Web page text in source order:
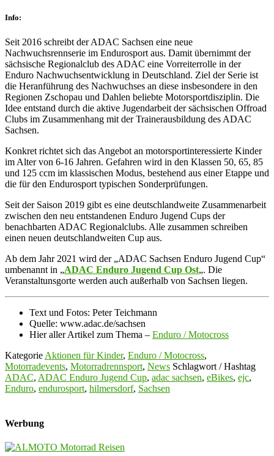
Info:
Seit 2016 schreibt der ADAC Sachsen eine neue
Nachwuchsrennserie im Endurosport aus. Damit übernimmt der
sächsische Regionalclub des ADAC eine Vorreiterrolle in der
Enduro Nachwuchsentwicklung in Deutschland. Ziel der Serie ist
die Heranführung des Nachwuchses an diese insbesondere in den
Regionen Zschopau und Dahlen beliebte Motorsportdisziplin. Die
Idee entstand durch die aktive Jugendarbeit der sächsischen Offroad
Clubs im Zusammenhang mit der Trainerausbildung des ADAC
Sachsen.
Konkret richtet sich das Angebot an motorsportinteressierte Kinder
im Alter von 6-16 Jahren. Gefahren wird in den Klassen 50, 65, 85
und 125 ccm im klassischen Modus, bestehend aus einer Etappe und
die für den Endurosport typischen Sonderprüfungen.
Seit der Saison 2019 gibt es eine deutschlandweite Zusammenarbeit
zwischen den neu entstandenen Enduro Jugend Cups der
benachbarten ADAC Regionalclubs. Alle zusammen schreiben
einen neuen deutschlandweiten Cup aus.
Ab dem Jahr 2021 wird der „ADAC Sachsen Enduro Jugend Cup“
umbenannt in „ADAC Enduro Jugend Cup Ost„. Die
Veranstaltunsgorte werden auch außerhalb von Sachsen liegen.
Text und Fotos: Peter Teichmann
Quelle: www.adac.de/sachsen
Hier aller Artikel zum Thema – Enduro / Motocross
Kategorie Aktionen für Kinder, Enduro / Motocross,
Motorradevents, Motorradrennsport, News Schlagwort / Hashtag
ADAC, ADAC Enduro Jugend Cup, adac sachsen, eBikes, ejc,
Enduro, endurosport, hilmersdorf, Sachsen
Werbung